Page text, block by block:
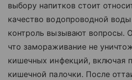
выбору напитков стоит
качество водопроводной
контроль вызывают вопросы.
что замораживание не
кишечных инфекций, включая
кишечной палочки. После